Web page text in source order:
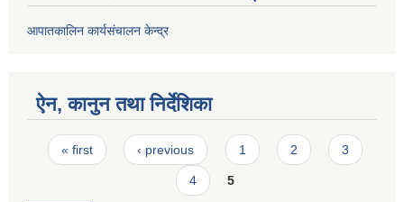
आपातकालिन कार्यसंचालन केन्द्र
ऐन, कानुन तथा निर्देशिका
Pages
« first ‹ previous 1 2 3
4 5